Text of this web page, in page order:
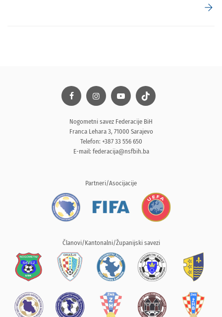
arrow_forward
Nogometni savez Federacije BiH
Franca Lehara 3, 71000 Sarajevo
Telefon: +387 33 556 650
E-mail: federacija@nsfbih.ba
Partneri/Asocijacije
Članovi/Kantonalni/Županijski savezi